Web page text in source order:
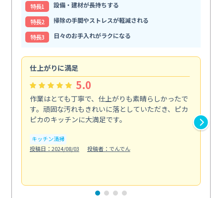
特⻑1
設備・建材が長持ちする
特⻑2
掃除の手間やストレスが軽減される
特⻑3
日々のお手入れがラクになる
仕上がりに満足
5.0
作業はとても丁寧で、仕上がりも素晴らしかったで
す。頑固な汚れもきれいに落としていただき、ピカ
ピカのキッチンに大満足です。
キッチン清掃
投稿日：2024/08/03
投稿者：でんでん